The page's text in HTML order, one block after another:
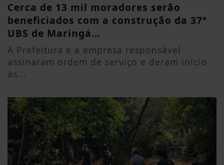
Cerca de 13 mil moradores serão
beneficiados com a construção da 37ª
UBS de Maringá...
A Prefeitura e a empresa responsável
assinaram ordem de serviço e deram início
às...